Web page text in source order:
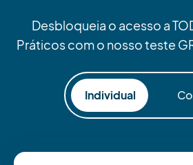
Desbloqueia o acesso a
Práticos com o nosso teste
Individual